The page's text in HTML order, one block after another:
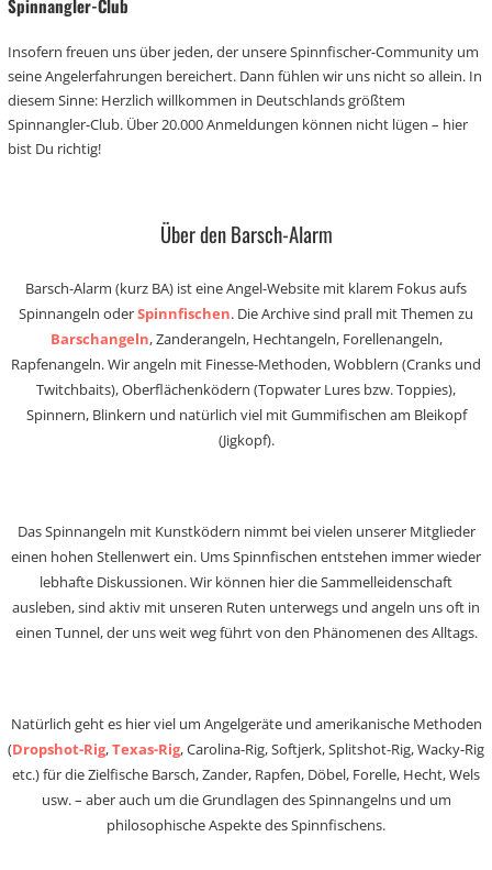
Spinnangler-Club
Insofern freuen uns über jeden, der unsere Spinnfischer-Community um
seine Angelerfahrungen bereichert. Dann fühlen wir uns nicht so allein. In
diesem Sinne: Herzlich willkommen in Deutschlands größtem
Spinnangler-Club. Über 20.000 Anmeldungen können nicht lügen – hier
bist Du richtig!
Über den Barsch-Alarm
Barsch-Alarm (kurz BA) ist eine Angel-Website mit klarem Fokus aufs
Spinnangeln oderSpinnfischen. Die Archive sind prall mit Themen zu
Barschangeln, Zanderangeln, Hechtangeln, Forellenangeln,
Rapfenangeln. Wir angeln mit Finesse-Methoden, Wobblern (Cranks und
Twitchbaits), Oberflächenködern (Topwater Lures bzw. Toppies),
Spinnern, Blinkern und natürlich viel mit Gummifischen am Bleikopf
(Jigkopf).
Das Spinnangeln mit Kunstködern nimmt bei vielen unserer Mitglieder
einen hohen Stellenwert ein. Ums Spinnfischen entstehen immer wieder
lebhafte Diskussionen. Wir können hier die Sammelleidenschaft
ausleben, sind aktiv mit unseren Ruten unterwegs und angeln uns oft in
einen Tunnel, der uns weit weg führt von den Phänomenen des Alltags.
Natürlich geht es hier viel um Angelgeräte und amerikanische Methoden
(Dropshot-Rig,Texas-Rig, Carolina-Rig, Softjerk, Splitshot-Rig, Wacky-Rig
etc.) für die Zielfische Barsch, Zander, Rapfen, Döbel, Forelle, Hecht, Wels
usw. – aber auch um die Grundlagen des Spinnangelns und um
philosophische Aspekte des Spinnfischens.